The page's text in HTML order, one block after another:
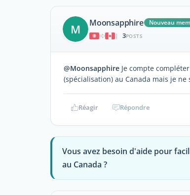
M Moonsapphire
Nouveau
|
3POSTS
@Moonsapphire Je compte
(spécialisation) au Canada mais je ne
Réagir Répondre
Vous avez besoin d'aide pour
au Canada ?